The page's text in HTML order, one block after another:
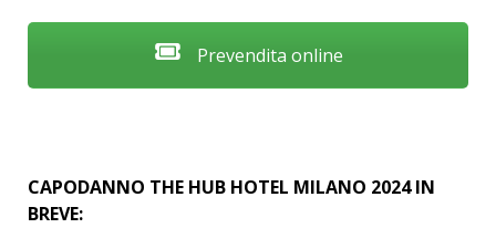
Prevendita online
CAPODANNO THE HUB HOTEL MILANO 2024 IN
BREVE: